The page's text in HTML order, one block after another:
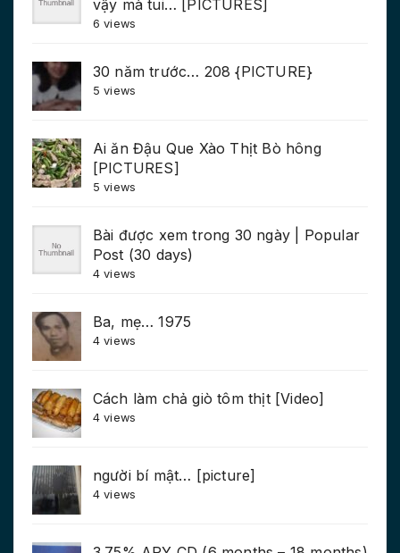
vậy mà tui… [PICTURES]
6 views
30 năm trước… 208 {PICTURE}
5 views
Ai ăn Đậu Que Xào Thịt Bò hông
[PICTURES]
5 views
Bài được xem trong 30 ngày | Popular
Post (30 days)
4 views
Ba, mẹ… 1975
4 views
Cách làm chả giò tôm thịt [Video]
4 views
người bí mật… [picture]
4 views